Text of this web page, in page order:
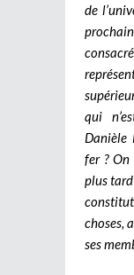
de
qui
Danièle
fer ? On
plus
choses,
ses